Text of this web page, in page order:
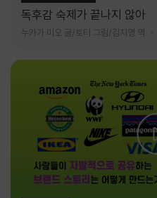
독후감 숙제가 끝나지 않아
누카가 미오 글/토티 그림/김지영 역